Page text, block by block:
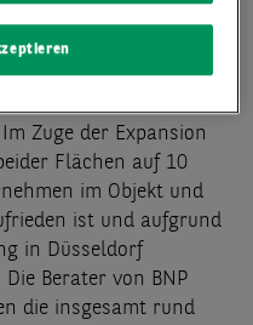
anderem Aktivitäten
des Check24 Shopping-
Zuge der Expansion
Flächen auf 10
im Objekt und
ist und aufgrund
in Düsseldorf
Berater von BNP
die insgesamt rund